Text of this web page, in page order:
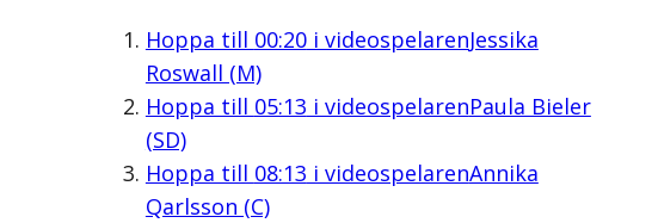
Hoppa till 00:20i videospelarenJessika
Roswall (M)
Hoppa till 05:13 i videospelarenPaula Bieler
(SD)
Hoppa till 08:13 i videospelarenAnnika
Qarlsson (C)